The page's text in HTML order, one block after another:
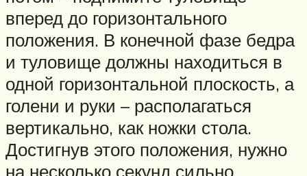
вперед до горизонтального
положения. В конечной фазе бедра
и туловище должны находиться в
одной горизонтальной плоскость, а
голени и руки – располагаться
вертикально, как ножки стола.
Достигнув этого положения, нужно
на несколько секунд сильно